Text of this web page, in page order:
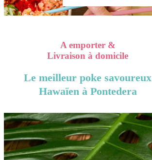
A emporter &
Livraison à domicile
Le meilleur poke savoureux
Hawaïen à Pontedera